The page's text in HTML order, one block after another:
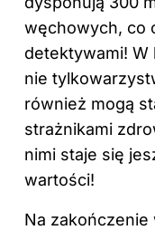
węchowych, co
detektywami! W
nie
również mogą
strażnikami
nimi staje się
wartości!
Na